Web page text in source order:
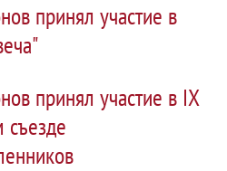
принял участие в
принял участие в IX
съезде